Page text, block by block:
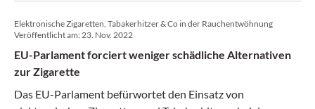
Elektronische Zigaretten, Tabakerhitzer & Co in der Rauchentwöhnung
Veröffentlicht am:23. Nov. 2022
EU-Parlament forciert weniger schädliche Alternativen
zur Zigarette
Das EU-Parlament befürwortet den Einsatz von